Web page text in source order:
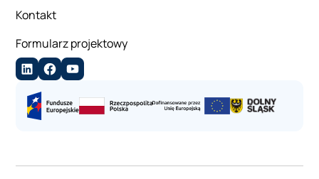
Kontakt
Formularz projektowy